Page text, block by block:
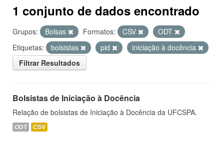
1 conjunto de dados encontrado
Grupos: Bolsas Formatos: CSV
ODT
Etiquetas:
bolsistas pid
iniciação à docência
Filtrar Resultados
Bolsistas de Iniciação à Docência
Relação de bolsistas de Iniciação à Docência da UFCSPA.
ODT CSV